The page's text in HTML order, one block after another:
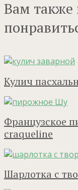
Вам
Кулич
Французское
craqueline
Шарлотка с